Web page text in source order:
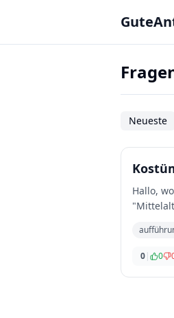
Neueste
Hallo,
0| 0